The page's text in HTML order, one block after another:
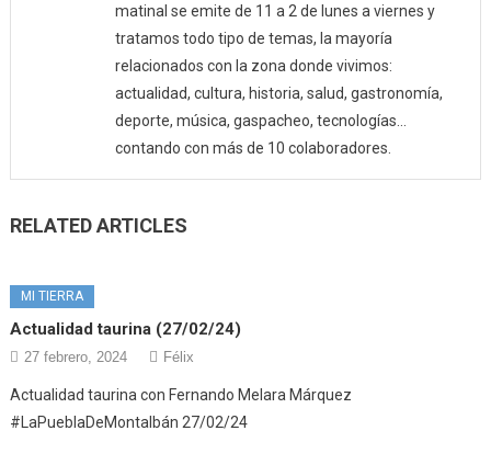
matinal se emite de 11 a 2 de lunes a viernes y
tratamos todo tipo de temas, la mayoría
relacionados con la zona donde vivimos:
actualidad, cultura, historia, salud, gastronomía,
deporte, música, gaspacheo, tecnologías…
contando con más de 10 colaboradores.
RELATED ARTICLES
MI TIERRA
Actualidad taurina (27/02/24)
27 febrero, 2024 Félix
Actualidad taurina con Fernando Melara Márquez
#LaPueblaDeMontalbán 27/02/24